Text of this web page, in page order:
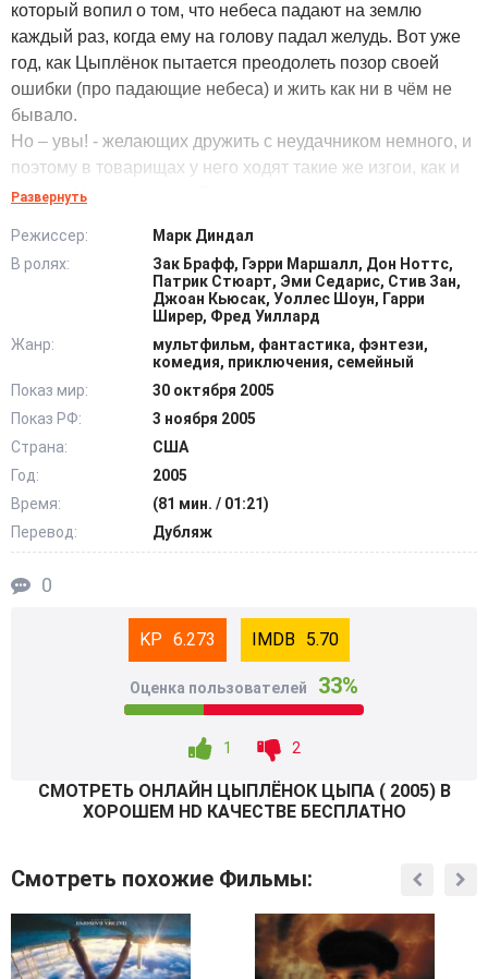
который вопил о том, что небеса падают на землю
каждый раз, когда ему на голову падал желудь. Вот уже
год, как Цыплёнок пытается преодолеть позор своей
ошибки (про падающие небеса) и жить как ни в чём не
бывало.
Но – увы! - желающих дружить с неудачником немного, и
поэтому в товарищах у него ходят такие же изгои, как и
он сам. Но однажды действительно случается несчастье
уже опростоволосился однажды…
Теперь будущее планеты зависит от скромных бойцов
невидимого фронта: свинёнка-акселерата, убогонькой
уточки, золотой рыбки-мутанта и Цыплёнка, с которым
никто не хочет знаться. @Filmix.fan
Развернуть
Режиссер:
Марк Диндал
В ролях:
Зак Брафф, Гэрри Маршалл, Дон Ноттс,
Патрик Стюарт, Эми Седарис, Стив Зан,
Джоан Кьюсак, Уоллес Шоун, Гарри
Ширер, Фред Уиллард
Жанр:
мультфильм, фантастика, фэнтези,
комедия, приключения, семейный
Показ мир:
30 октября 2005
Показ РФ:
3 ноября 2005
Страна:
США
Год:
2005
Время:
(81 мин. / 01:21)
Перевод:
Дубляж
0
6.273 5.70
Оценка пользователей 33%
1 2
СМОТРEТЬ ОНЛАЙН ЦЫПЛЁНОК ЦЫПА ( 2005) В
ХОРОШЕМ HD КАЧЕСТВЕ БЕСПЛАТНО
Смотреть похожие Фильмы: